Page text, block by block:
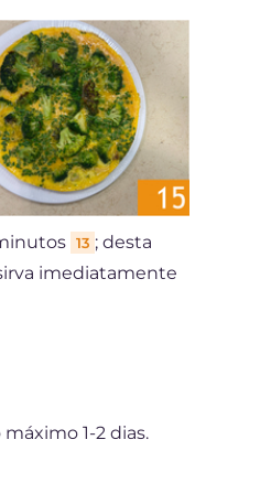
13 ; desta
imediatamente
1-2 dias.